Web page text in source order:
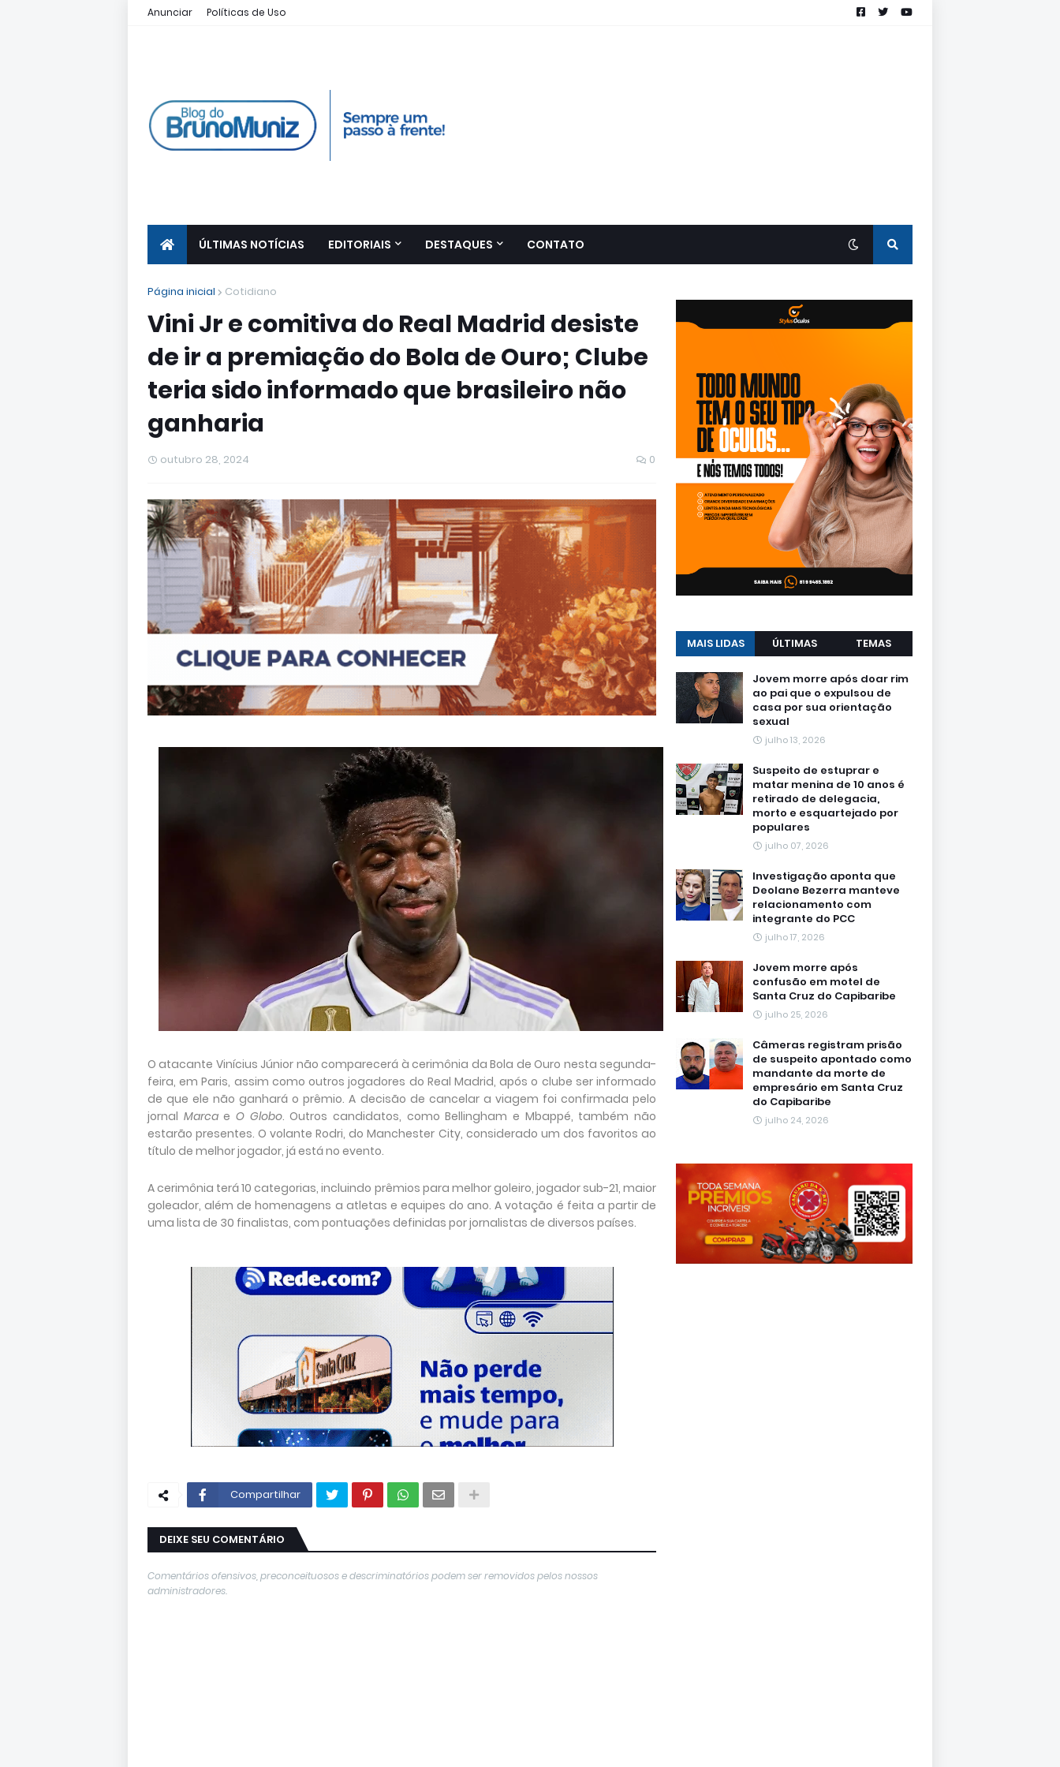
Anunciar Políticas de Uso
ÚLTIMAS NOTÍCIAS EDITORIAIS DESTAQUES CONTATO
Página inicial Cotidiano
Vini Jr e comitiva do Real Madrid desiste
de ir a premiação do Bola de Ouro; Clube
teria sido informado que brasileiro não
ganharia
outubro 28, 2024 0
O atacante Vinícius Júnior não comparecerá à cerimônia da Bola de Ouro nesta segunda-
feira, em Paris, assim como outros jogadores do Real Madrid, após o clube ser informado
de que ele não ganhará o prêmio. A decisão de cancelar a viagem foi confirmada pelo
jornal MarcaeO Globo. Outros candidatos, como Bellingham e Mbappé, também não
estarão presentes. O volante Rodri, do Manchester City, considerado um dos favoritos ao
título de melhor jogador, já está no evento.
A cerimônia terá 10 categorias, incluindo prêmios para melhor goleiro, jogador sub-21, maior
goleador, além de homenagens a atletas e equipes do ano. A votação é feita a partir de
uma lista de 30 finalistas, com pontuações definidas por jornalistas de diversos países.
Compartilhar
DEIXE SEU COMENTÁRIO
Comentários ofensivos, preconceituosos e descriminatórios podem ser removidos pelos nossos
administradores.
MAIS LIDAS ÚLTIMAS TEMAS
Jovem morre após doar rim
ao pai que o expulsou de
casa por sua orientação
sexual
julho 13, 2026
Suspeito de estuprar e
matar menina de 10 anos é
retirado de delegacia,
morto e esquartejado por
populares
julho 07, 2026
Investigação aponta que
Deolane Bezerra manteve
relacionamento com
integrante do PCC
julho 17, 2026
Jovem morre após
confusão em motel de
Santa Cruz do Capibaribe
julho 25, 2026
Câmeras registram prisão
de suspeito apontado como
mandante da morte de
empresário em Santa Cruz
do Capibaribe
julho 24, 2026